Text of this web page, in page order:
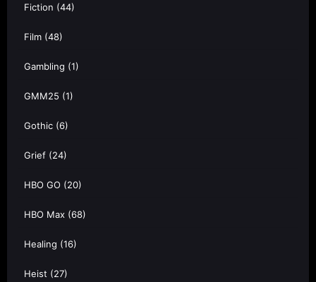
Fiction (44)
Film (48)
Gambling (1)
GMM25 (1)
Gothic (6)
Grief (24)
HBO GO (20)
HBO Max (68)
Healing (16)
Heist (27)